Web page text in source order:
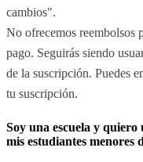
cambios".
No ofrecemos reembolsos
pago. Seguirás siendo
de la suscripción. Puedes
tu suscripción.
Soy una escuela y
mis estudiantes menores